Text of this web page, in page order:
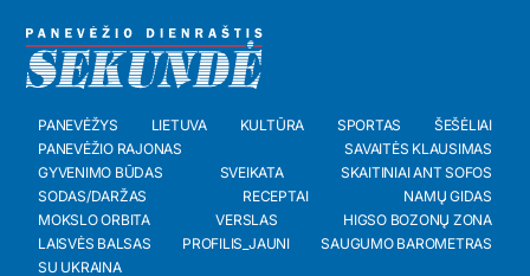
PANEVĖŽYS LIETUVA KULTŪRA SPORTAS
ŠEŠĖLIAI
PANEVĖŽIO RAJONAS
SAVAITĖS KLAUSIMAS
GYVENIMO BŪDAS
SVEIKATA
SKAITINIAI ANT SOFOS
SODAS/DARŽAS
RECEPTAI
NAMŲ GIDAS
MOKSLO ORBITA
VERSLAS
HIGSO BOZONŲ ZONA
LAISVĖS BALSAS
PROFILIS_JAUNI
SAUGUMO BAROMETRAS
SU UKRAINA